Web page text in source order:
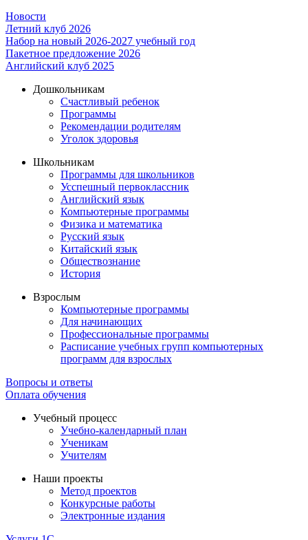
Новости
Летний клуб 2026
Набор на новый 2026-2027 учебный год
Пакетное предложение 2026
Английский клуб 2025
Дошкольникам
Счастливый ребенок
Программы
Рекомендации родителям
Уголок здоровья
Школьникам
Программы для школьников
Усспешный первоклассник
Английский язык
Компьютерные программы
Физика и математика
Русский язык
Китайский язык
Обществознание
История
Взрослым
Компьютерные программы
Для начинающих
Профессиональные программы
Расписание учебных групп компьютерных
программ для взрослых
Вопросы и ответы
Оплата обучения
Учебный процесс
Учебно-календарный план
Ученикам
Учителям
Наши проекты
Метод проектов
Конкурсные работы
Электронные издания